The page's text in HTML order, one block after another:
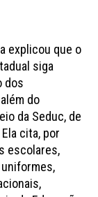
explicou que o
siga
dos
do
da Seduc, de
cita, por
escolares,